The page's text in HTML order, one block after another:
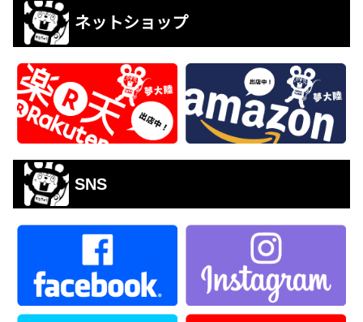
ネットショップ
SNS